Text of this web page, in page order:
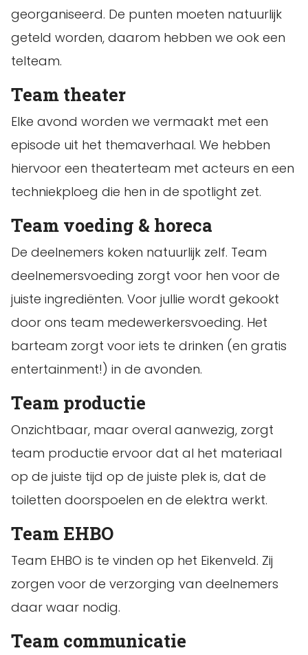
georganiseerd. De punten moeten natuurlijk
geteld worden, daarom hebben we ook een
telteam.
Team theater
Elke avond worden we vermaakt met een
episode uit het themaverhaal. We hebben
hiervoor een theaterteam met acteurs en een
techniekploeg die hen in de spotlight zet.
Team voeding & horeca
De deelnemers koken natuurlijk zelf. Team
deelnemersvoeding zorgt voor hen voor de
juiste ingrediënten. Voor jullie wordt gekookt
door ons team medewerkersvoeding. Het
barteam zorgt voor iets te drinken (en gratis
entertainment!) in de avonden.
Team productie
Onzichtbaar, maar overal aanwezig, zorgt
team productie ervoor dat al het materiaal
op de juiste tijd op de juiste plek is, dat de
toiletten doorspoelen en de elektra werkt.
Team EHBO
Team EHBO is te vinden op het Eikenveld. Zij
zorgen voor de verzorging van deelnemers
daar waar nodig.
Team communicatie